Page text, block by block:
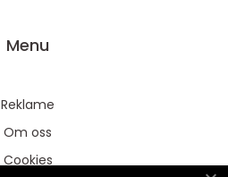
Menu
Reklame
Om oss
Cookies